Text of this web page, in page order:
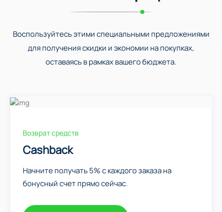
Воспользуйтесь этими специальными предложениями
для получения скидки и экономии на покупках,
оставаясь в рамках вашего бюджета.
Возврат средств
Cashback
Начните получать 5% с каждого заказа на
бонусный счет прямо сейчас.